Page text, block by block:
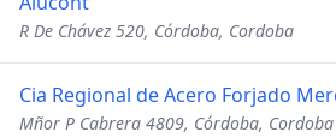
R De Chávez 520, Córdoba, Cordoba
Cia Regional de Acero Forjado
Mñor P Cabrera 4809, Córdoba, Cordoba